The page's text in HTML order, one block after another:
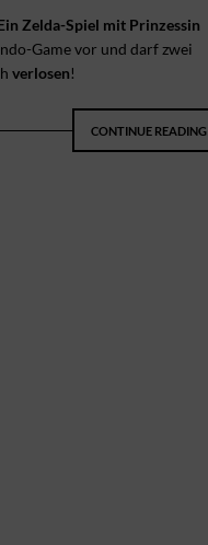
Zelda-Spiel mit Prinzessin
Game vor und darf zwei
verlosen!
CONTINUE READING